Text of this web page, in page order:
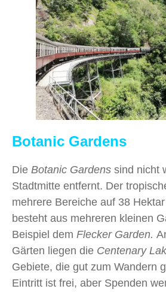
Botanic Gardens
Die Botanic Gardens sind nicht
Stadtmitte entfernt. Der
mehrere Bereiche auf 38
besteht aus mehreren kleinen
Beispiel dem Flecker Garden.
Gärten liegen die Centenary
Gebiete, die gut zum Wandern
Eintritt ist frei, aber Spenden